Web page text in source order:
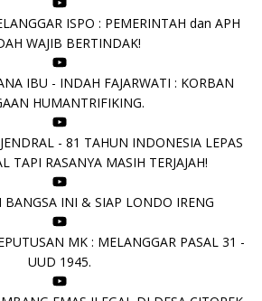
ISPO : PEMERINTAH dan APH
WAJIB BERTINDAK!
IBU - INDAH FAJARWATI : KORBAN
HUMANTRIFIKING.
- 81 TAHUN INDONESIA LEPAS
TAPI RASANYA MASIH TERJAJAH!
BANGSA INI & SIAP LONDO IRENG
MK : MELANGGAR PASAL 31 -
UUD 1945.